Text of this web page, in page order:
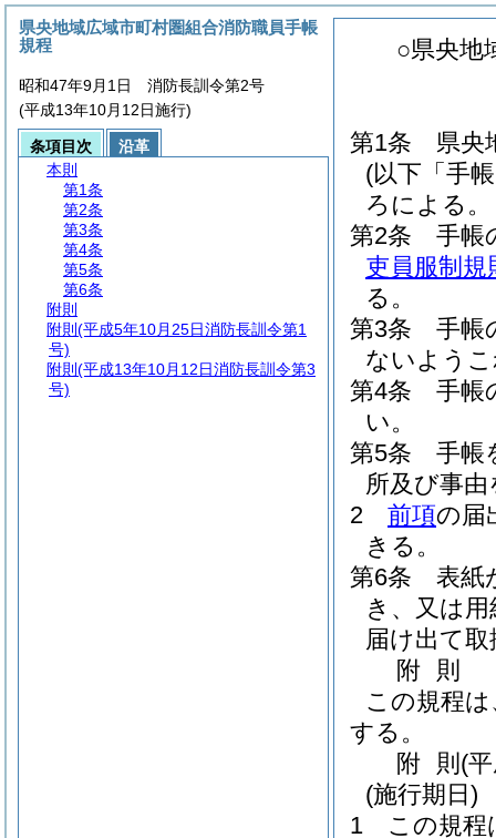
○県央地
第1条
県央
(以下「手
ろによる。
第2条
手帳
吏員服制規
る。
第3条
手帳
ないよう
第4条
手帳
い。
第5条
手帳
所及び事
2
前項の届
きる。
第6条
表紙
き、又は
届け出て
附 則
この規程
する。
附 則 (
(施行期日)
1
この規程
県央地域広域市町村圏組合消防職員手帳
規程
昭和47年9月1日 消防長訓令第2号
(平成13年10月12日施行)
条項目次
沿革
本則
第1条
第2条
第3条
第4条
第5条
第6条
附則
附則 (平成5年10月25日消防長訓令第1
号)
附則 (平成13年10月12日消防長訓令第3
号)